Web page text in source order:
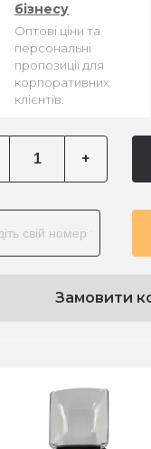
бізнесу
Оптові ціни та
персональні
пропозиції для
корпоративних
клієнтів.
+
Замовити